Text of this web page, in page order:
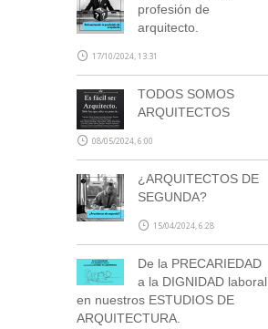
profesión de
arquitecto.
17/10/2024, 13:31
TODOS SOMOS
ARQUITECTOS
08/05/2024, 6:00
¿ARQUITECTOS DE
SEGUNDA?
15/04/2024, 6:28
De la PRECARIEDAD
a la DIGNIDAD laboral
en nuestros ESTUDIOS DE
ARQUITECTURA.